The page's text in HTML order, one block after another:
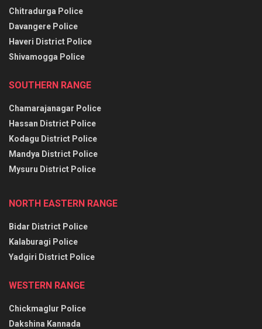
Chitradurga Police
Davangere Police
Haveri District Police
Shivamogga Police
SOUTHERN RANGE
Chamarajanagar Police
Hassan District Police
Kodagu District Police
Mandya District Police
Mysuru District Police
NORTH EASTERN RANGE
Bidar District Police
Kalaburagi Police
Yadgiri District Police
WESTERN RANGE
Chickmaglur Police
Dakshina Kannada